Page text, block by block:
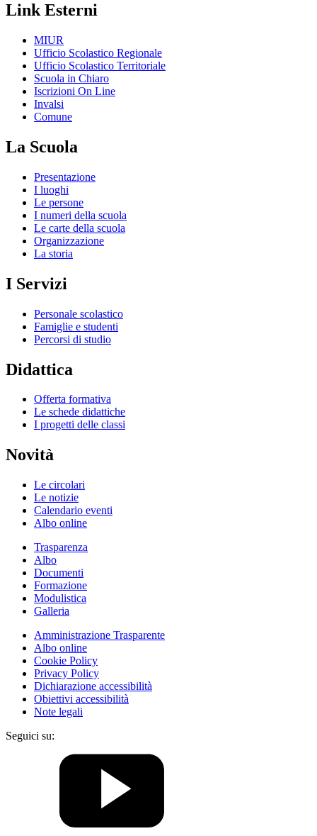
Link Esterni
MIUR
Ufficio Scolastico Regionale
Ufficio Scolastico Territoriale
Scuola in Chiaro
Iscrizioni On Line
Invalsi
Comune
La Scuola
Presentazione
I luoghi
Le persone
I numeri della scuola
Le carte della scuola
Organizzazione
La storia
I Servizi
Personale scolastico
Famiglie e studenti
Percorsi di studio
Didattica
Offerta formativa
Le schede didattiche
I progetti delle classi
Novità
Le circolari
Le notizie
Calendario eventi
Albo online
Trasparenza
Albo
Documenti
Formazione
Modulistica
Galleria
Amministrazione Trasparente
Albo online
Cookie Policy
Privacy Policy
Dichiarazione accessibilità
Obiettivi accessibilità
Note legali
Seguici su: